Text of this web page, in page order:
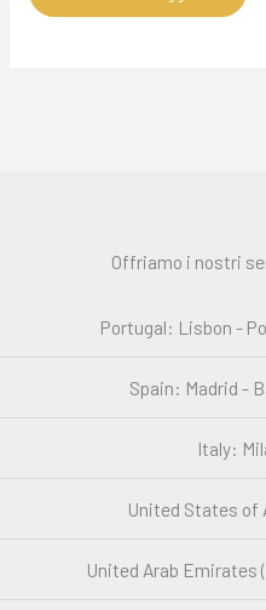
Offriamo i nostri
Portugal: Lisbon -
Spain: Madrid -
Italy:
United States of
United Arab Emirates